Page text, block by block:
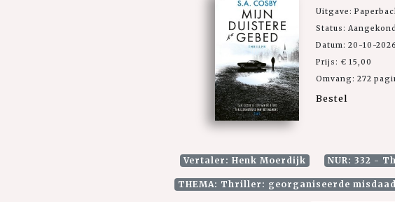
Uitgave:
Status:
Datum: 20-10-2026
Prijs: € 15,00
Omvang: 272
Bestel
Vertaler: Henk Moerdijk NUR: 332 -
THEMA: Thriller: georganiseerde misdaad